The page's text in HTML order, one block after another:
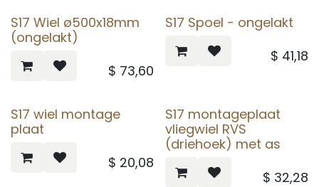
S17 Wiel ø500x18mm
(ongelakt)
$ 73,60
S17 Spoel - ongelakt
$ 41,18
S17 wiel montage
plaat
$ 20,08
S17 montageplaat
vliegwiel RVS
(driehoek) met as
$ 32,28